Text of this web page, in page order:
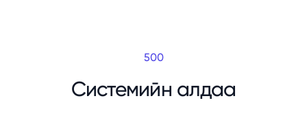
500
Системийн алдаа